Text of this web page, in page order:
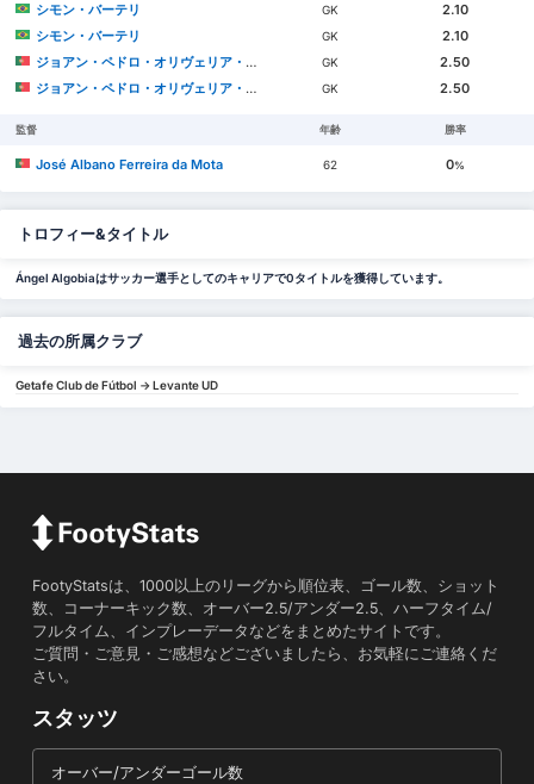
シモン・バーテリ
GK
2.10
シモン・バーテリ
GK
2.10
ジョアン・ペドロ・オリヴェリア・ゴンサウヴェス
GK
2.50
ジョアン・ペドロ・オリヴェリア・ゴンサウヴェス
GK 2.50
監督 年齢 勝率
José Albano Ferreira da Mota 62 0%
トロフィー&タイトル
Ángel Algobiaはサッカー選手としてのキャリアで0タイトルを獲得しています。
過去の所属クラブ
Getafe Club de Fútbol -> Levante UD
FootyStatsは、1000以上のリーグから順位表、ゴール数、ショット
数、コーナーキック数、オーバー2.5/アンダー2.5、ハーフタイム/
フルタイム、インプレーデータなどをまとめたサイトです。
ご質問・ご意見・ご感想などございましたら、お気軽にご連絡くだ
さい。
スタッツ
オーバー/アンダーゴール数